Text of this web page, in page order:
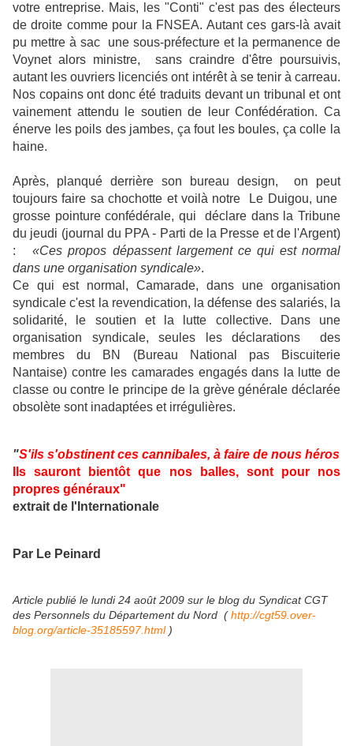
votre entreprise. Mais, les "Conti" c'est pas des électeurs
de droite comme pour la FNSEA. Autant ces gars-là avait
pu mettre à sac une sous-préfecture et la permanence de
Voynet alors ministre, sans craindre d'être poursuivis,
autant les ouvriers licenciés ont intérêt à se tenir à carreau.
Nos copains ont donc été traduits devant un tribunal et ont
vainement attendu le soutien de leur Confédération. Ca
énerve les poils des jambes, ça fout les boules, ça colle la
haine.
Après, planqué derrière son bureau design, on peut
toujours faire sa chochotte et voilà notre Le Duigou, une
grosse pointure confédérale, qui déclare dans la Tribune
du jeudi (journal du PPA - Parti de la Presse et de l'Argent)
:«Ces propos dépassent largement ce qui est normal
dans une organisation syndicale».
Ce qui est normal, Camarade, dans une organisation
syndicale c'est la revendication, la défense des salariés, la
solidarité, le soutien et la lutte collective. Dans une
organisation syndicale, seules les déclarations des
membres du BN (Bureau National pas Biscuiterie
Nantaise) contre les camarades engagés dans la lutte de
classe ou contre le principe de la grève générale déclarée
obsolète sont inadaptées et irrégulières.
"S'ils s'obstinent ces cannibales, à faire de nous héros
Ils sauront bientôt que nos balles, sont pour nos
propres généraux"
extrait de l'Internationale
Par Le Peinard
Article publié le lundi 24 août 2009 sur le blog du Syndicat CGT
des Personnels du Département du Nord (http://cgt59.over-
blog.org/article-35185597.html)